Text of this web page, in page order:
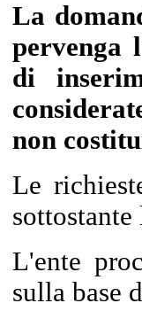
La
pervenga
di
non
Le
sottostante
L'ente
sulla base